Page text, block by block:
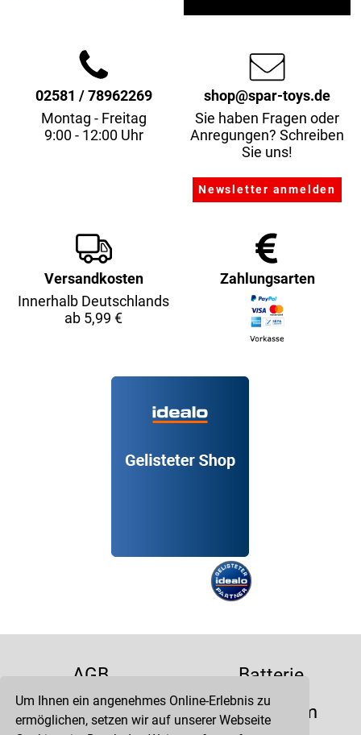
Um Ihnen ein angenehmes Online-Erlebnis zu
ermöglichen, setzen wir auf unserer Webseite
02581 / 78962269
Montag - Freitag
9:00 - 12:00 Uhr
shop@spar-toys.de
Sie haben Fragen oder
Anregungen? Schreiben
Sie uns!
Versandkosten
Innerhalb Deutschlands
ab 5,99 €
Zahlungsarten
AGB
Batterie
Datenschutz
Impressum